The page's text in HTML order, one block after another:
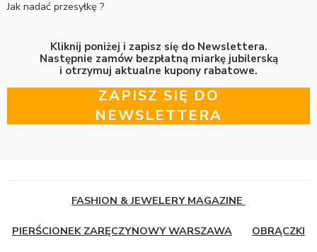
Jak nadać przesyłkę ?
Kliknij poniżej i zapisz się do Newslettera.
Następnie zamów bezpłatną miarkę jubilerską
i otrzymuj aktualne kupony rabatowe.
ZAPISZ SIĘ DO
NEWSLETTERA
FASHION & JEWELERY MAGAZINE
PIERŚCIONEK ZARĘCZYNOWY WARSZAWA OBRĄCZKI